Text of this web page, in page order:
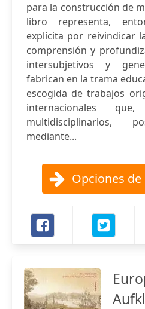
para la construcción de
libro representa,
explícita por reivindicar
comprensión y
intersubjetivos y
fabrican en la trama
escogida de trabajos
internacionales
multidisciplinarios,
mediante...
Opciones de